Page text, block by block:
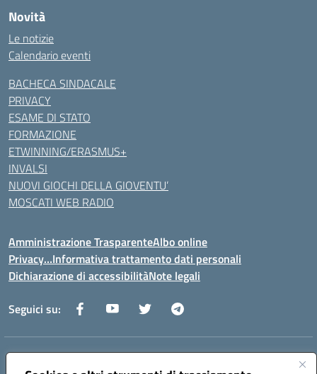
Novità
Le notizie
Calendario eventi
BACHECA SINDACALE
PRIVACY
ESAME DI STATO
FORMAZIONE
ETWINNING/ERASMUS+
INVALSI
NUOVI GIOCHI DELLA GIOVENTU’
MOSCATI WEB RADIO
Amministrazione TrasparenteAlbo online
Privacy…Informativa trattamento dati personali
Dichiarazione di accessibilitàNote legali
Seguici su:
Indirizzo: